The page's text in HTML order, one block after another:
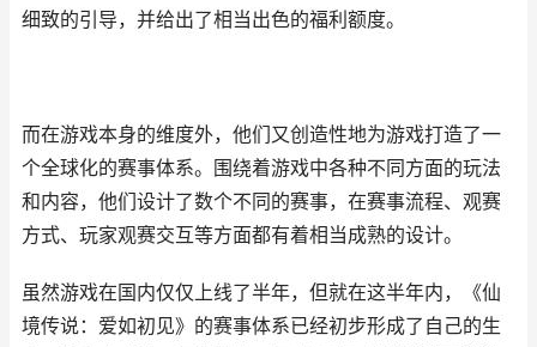
细致的引导，并给出了相当出色的福利额度。
而在游戏本身的维度外，他们又创造性地为游戏打造了一
个全球化的赛事体系。围绕着游戏中各种不同方面的玩法
和内容，他们设计了数个不同的赛事，在赛事流程、观赛
方式、玩家观赛交互等方面都有着相当成熟的设计。
虽然游戏在国内仅仅上线了半年，但就在这半年内，《仙
境传说：爱如初见》的赛事体系已经初步形成了自己的生